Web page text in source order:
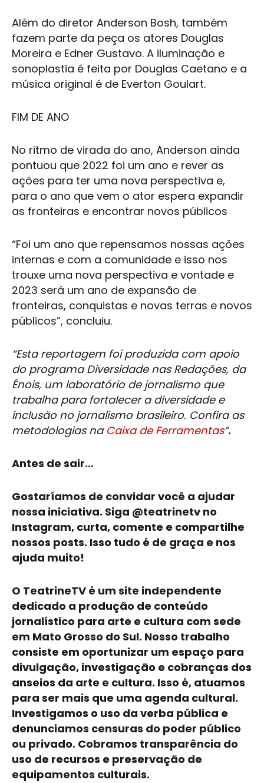
Além do diretor Anderson Bosh, também
fazem parte da peça os atores Douglas
Moreira e Edner Gustavo. A iluminação e
sonoplastia é feita por Douglas Caetano e a
música original é de Everton Goulart.
FIM DE ANO
No ritmo de virada do ano, Anderson ainda
pontuou que 2022 foi um ano e rever as
ações para ter uma nova perspectiva e,
para o ano que vem o ator espera expandir
as fronteiras e encontrar novos públicos
“Foi um ano que repensamos nossas ações
internas e com a comunidade e isso nos
trouxe uma nova perspectiva e vontade e
2023 será um ano de expansão de
fronteiras, conquistas e novas terras e novos
públicos”, concluiu.
“Esta reportagem foi produzida com apoio
do programa Diversidade nas Redações, da
Énois, um laboratório de jornalismo que
trabalha para fortalecer a diversidade e
inclusão no jornalismo brasileiro. Confira as
metodologias na Caixa de Ferramentas”.
Antes de sair…
​Gostaríamos de convidar você a ajudar
nossa iniciativa. Siga @teatrinetv no
Instagram, curta, comente e compartilhe
nossos posts. Isso tudo é de graça e nos
ajuda muito!
O TeatrineTV é um site independente
dedicado a produção de conteúdo
jornalístico para arte e cultura com sede
em Mato Grosso do Sul. Nosso trabalho
consiste em oportunizar um espaço para
divulgação, investigação e cobranças dos
anseios da arte e cultura. Isso é, atuamos
para ser mais que uma agenda cultural.
Investigamos o uso da verba pública e
denunciamos censuras do poder público
ou privado. Cobramos transparência do
uso de recursos e preservação de
equipamentos culturais.